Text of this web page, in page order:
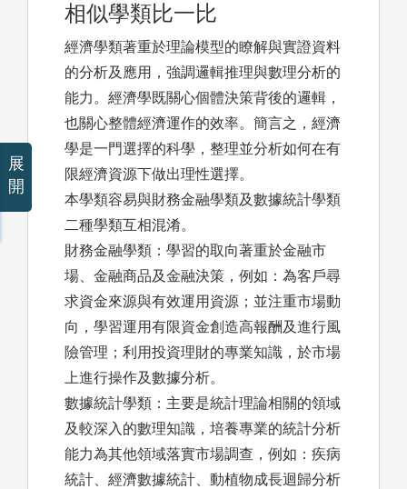
相似學類比一比
經濟學類著重於理論模型的瞭解與實證資料
的分析及應用，強調邏輯推理與數理分析的
能力。經濟學既關心個體決策背後的邏輯，
也關心整體經濟運作的效率。簡言之，經濟
學是一門選擇的科學，整理並分析如何在有
限經濟資源下做出理性選擇。
本學類容易與財務金融學類及數據統計學類
二種學類互相混淆。
財務金融學類：學習的取向著重於金融市
場、金融商品及金融決策，例如：為客戶尋
求資金來源與有效運用資源；並注重市場動
向，學習運用有限資金創造高報酬及進行風
險管理；利用投資理財的專業知識，於市場
上進行操作及數據分析。
數據統計學類：主要是統計理論相關的領域
及較深入的數理知識，培養專業的統計分析
能力為其他領域落實市場調查，例如：疾病
統計、經濟數據統計、動植物成長迴歸分析
展
開